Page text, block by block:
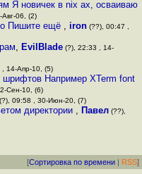
Я новичек в nix ах, осваиваю
06, (2)
Пишите ещё , iron (??), 00:47 ,
, EvilBlade (?), 22:33 , 14-
, 14-Апр-10, (5)
шрифтов Например XTerm font
Сен-10, (6)
(?), 09:58 , 30-Июн-20, (7)
директории , Павел (??),
[Сортировка по времени | RSS]